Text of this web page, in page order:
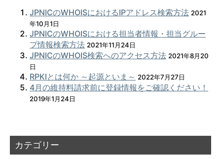
JPNICのWHOISにおけるIPアドレス検索方法 2021
年10月1日
JPNICのWHOISにおける担当者情報・担当グルー
プ情報検索方法 2021年11月24日
JPNICのWHOIS検索へのアクセス方法 2021年8月20
日
RPKIとは何か ～起源といま～ 2022年7月27日
4月の維持料請求前に登録情報をご確認ください！
2019年1月24日
カテゴリー